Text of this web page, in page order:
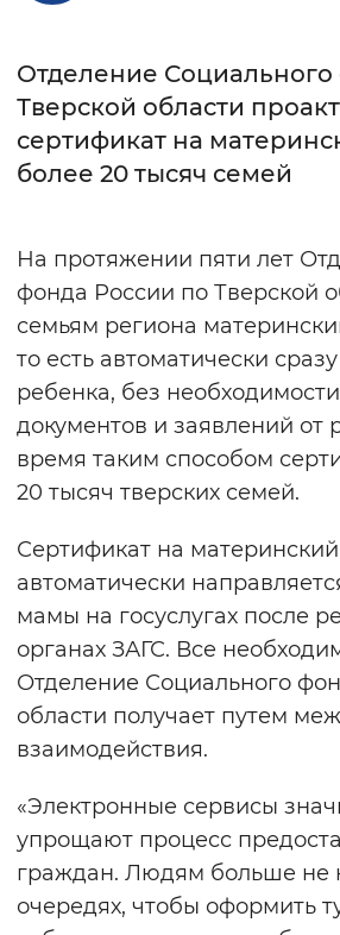
Без засечек
Интервал
Цвет
Синий
Включены
Звуковой
Воспроизвести
Вернуть
Отделение
Тверской области
сертификат на
более 20 тысяч семей
На протяжении пяти лет
фонда России по Тверской
семьям региона
то есть автоматически
ребенка, без
документов и заявлений от
время таким способом
20 тысяч тверских семей.
Сертификат на
автоматически
мамы на госуслугах после
органах ЗАГС. Все
Отделение Социального
области получает путем
взаимодействия.
«Электронные сервисы
упрощают процесс
граждан. Людям больше не
очередях, чтобы оформить